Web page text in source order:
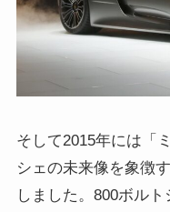
そして2015年には「
シェの未来像を象徴
しました。800ボル